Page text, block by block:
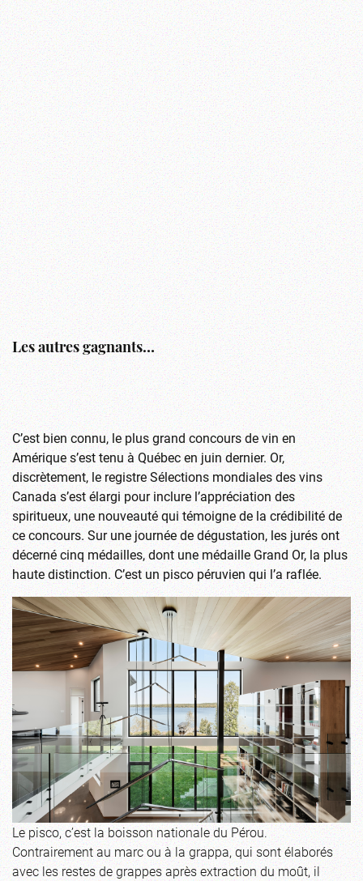
Les autres gagnants…
C’est bien connu, le plus grand concours de vin en
Amérique s’est tenu à Québec en juin dernier. Or,
discrètement, le registre Sélections mondiales des vins
Canada s’est élargi pour inclure l’appréciation des
spiritueux, une nouveauté qui témoigne de la crédibilité de
ce concours. Sur une journée de dégustation, les jurés ont
décerné cinq médailles, dont une médaille Grand Or, la plus
haute distinction. C’est un pisco péruvien qui l’a raflée.
Le pisco, c’est la boisson nationale du Pérou.
Contrairement au marc ou à la grappa, qui sont élaborés
avec les restes de grappes après extraction du moût, il